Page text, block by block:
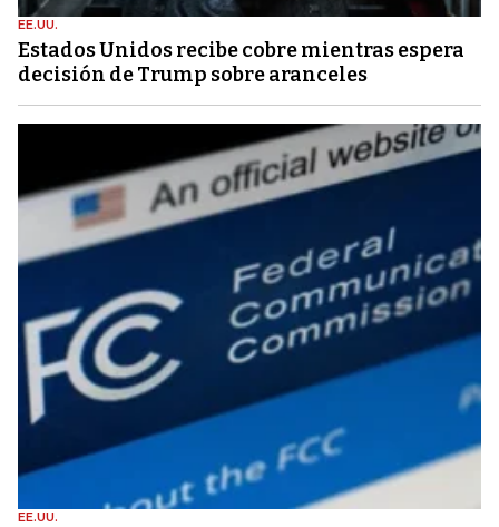
EE.UU.
Estados Unidos recibe cobre mientras espera
decisión de Trump sobre aranceles
EE.UU.